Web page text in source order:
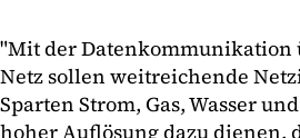
"Mit der Datenkommunikation
Netz sollen weitreichende
Sparten Strom, Gas, Wasser
hoher Auflösung dazu dienen,